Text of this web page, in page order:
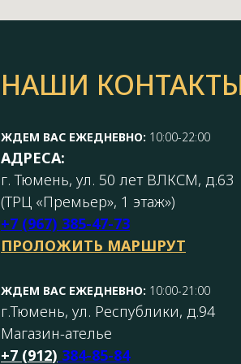
НАШИ
ЖДЕМ ВАС ЕЖЕДНЕВНО: 10:00-22:00
АДРЕСА:
г. Тюмень, ул. 50 лет ВЛКСМ, д.63
(ТРЦ «Премьер», 1 этаж»)
+7 (967) 385-47-73
ПРОЛОЖИТЬ МАРШРУТ
ЖДЕМ ВАС ЕЖЕДНЕВНО: 10:00-21:00
г.Тюмень, ул. Республики, д.94
Магазин-ателье
+7 (912) 384-85-84